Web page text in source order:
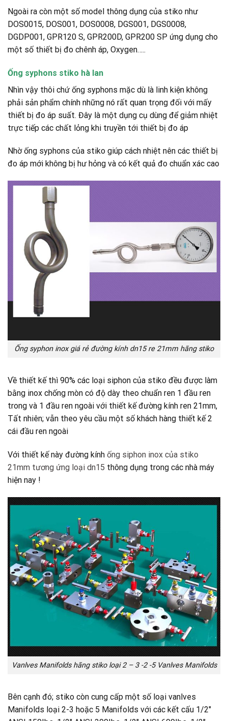
Ngoài ra còn một số model thông dụng của stiko như
DOS0015, DOS001, DOS0008, DGS001, DGS0008,
DGDP001, GPR120 S, GPR200D, GPR200 SP ứng dụng cho
một số thiết bị đo chênh áp, Oxygen…..
Ống syphons stiko hà lan
Nhìn vậy thôi chứ ống syphons mặc dù là linh kiện không
phải sản phẩm chính những nó rất quan trọng đối với mấy
thiết bị đo áp suất. Đây là một dụng cụ dùng để giảm nhiệt
trực tiếp các chất lỏng khi truyền tới thiết bị đo áp
Nhờ ống syphons của stiko giúp cách nhiệt nên các thiết bị
đo áp mới không bị hư hỏng và có kết quả đo chuẩn xác cao
Ống syphon inox giá rẻ đường kính dn15 re 21mm hãng stiko
Về thiết kế thì 90% các loại siphon của stiko đều được làm
bằng inox chống mòn có độ dày theo chuẩn ren 1 đầu ren
trong và 1 đầu ren ngoài với thiết kế đường kính ren 21mm,
Tất nhiên; vẫn theo yêu cầu một số khách hàng thiết kế 2
cái đầu ren ngoài
Với thiết kế này đường kính ống siphon inox của stiko
21mm tương ứng loại dn15 thông dụng trong các nhà máy
hiện nay !
Vanlves Manifolds hãng stiko loại 2 – 3 -2 -5 Vanlves Manifolds
Bên cạnh đó; stiko còn cung cấp một số loại vanlves
Manifolds loại 2-3 hoặc 5 Manifolds với các kết cấu 1/2″